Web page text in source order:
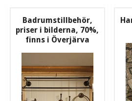
Badrumstillbehör,
priser i bilderna, 70%,
finns i Överjärva